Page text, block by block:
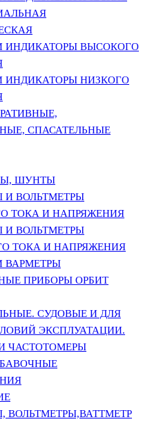
ИНДИКАТОРЫ ВЫСОКОГО
ИНДИКАТОРЫ НИЗКОГО
СПАСАТЕЛЬНЫЕ
ШУНТЫ
И ВОЛЬТМЕТРЫ
ТОКА И НАПРЯЖЕНИЯ
И ВОЛЬТМЕТРЫ
ТОКА И НАПРЯЖЕНИЯ
ВАРМЕТРЫ
ПРИБОРЫ ОРБИТ
СУДОВЫЕ И ДЛЯ
ЭКСПЛУАТАЦИИ.
ЧАСТОТОМЕРЫ
ВОЛЬТМЕТРЫ,ВАТТМЕТР